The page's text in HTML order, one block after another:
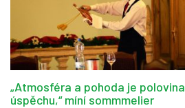
„Atmosféra a pohoda je polovina
úspěchu,“ míní sommmelier